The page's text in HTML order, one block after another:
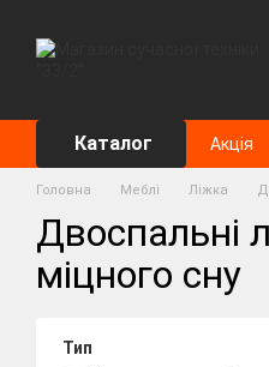
Каталог Акція
Головна Меблі Ліжка
Двоспальні
міцного сну
Тип